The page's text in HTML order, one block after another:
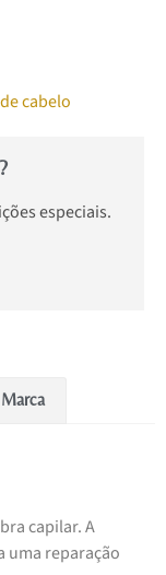
cabelo
especiais.
Marca
capilar. A
uma reparação